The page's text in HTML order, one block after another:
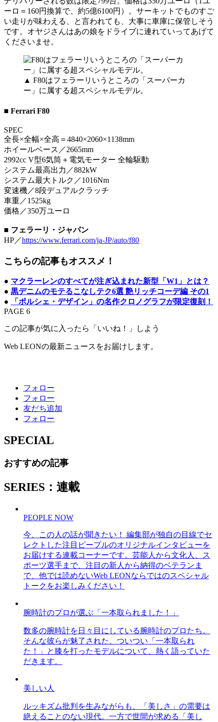
ーロ＝160円換算で、約5億6100円）。サーキットでものすご
い走りが味わえる、と言われても、大事に車庫に保管しそう
です。オヤジさんはあの娘をドライブに連れていってあげて
くださいませ。
▲ F80はフェラーリいうところの「スーパーカ
ー」に属する超スペシャルモデル。
■ Ferrari F80
SPEC
全長×全幅×全高＝4840×2060×1138mm
ホイールベース／2665mm
2992cc V型6気筒＋電気モーター 全輪駆動
システム最高出力／882kW
システム最大トルク／1016Nm
変速機／8段デュアルクラッチ
車重／1525kg
価格／350万ユーロ
■ フェラーリ・ジャパン
HP／https://www.ferrari.com/ja-JP/auto/f80
こちらの記事もオススメ！
● マクラーレンのすべてが注ぎ込まれた新型「W1」とは？
● 黒デニムのモテるこなしテク6選 艶リッチコーデ編 その1
●
「ポルシェ・デザイン」の名作クロノグラフが限定復刻！
PAGE 6
この記事が気に入ったら「いいね！」しよう
Web LEONの最新ニュースをお届けします。
フォロー
フォロー
友だち追加
フォロー
SPECIAL
おすすめの記事
SERIES：連載
PEOPLE NOW
今、この人の話が聞きたい！ 編集部が独自の目線でセ
レクトした注目ピープルのオリジナルインタビューを
お届けする連載コーナーです。芸能人から文化人、ス
ポーツ選手まで、注目の新人から納得のベテランま
で、他では読めないWeb LEONならではのスペシャル
トークをお楽しみください！
腕時計のプロが選ぶ「一本取られました！」
数多の腕時計を日々目にしている腕時計のプロたち。
そんな彼らが魅了された、ついつい「一本取られ
た！」と膝を打ったモデルについて、熱く語っていた
だきます。
美しい人
ルッキズム批判を生みながらも、「美しさ」の需要は
絶えることのない現代。一方で世間が求める「美し